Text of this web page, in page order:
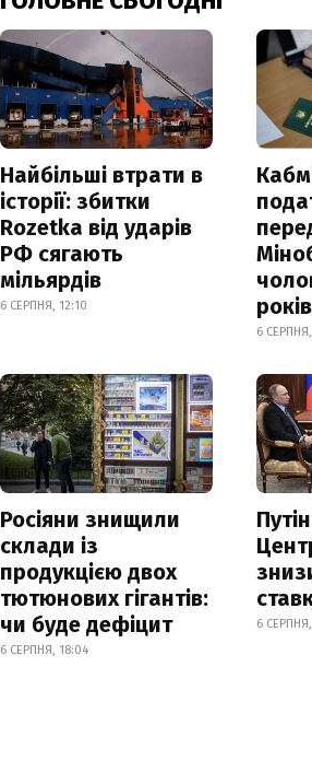
Найбільші втрати в
історії: збитки
Rozetka від ударів
РФ сягають
мільярдів
6 СЕРПНЯ, 12:10
років
6
Росіяни знищили
склади із
продукцією двох
тютюнових гігантів:
чи буде дефіцит
6 СЕРПНЯ, 18:04
6